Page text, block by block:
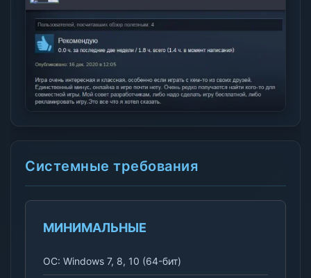
Системные требования
МИНИМАЛЬНЫЕ
ОС: Windows 7, 8, 10 (64-бит)